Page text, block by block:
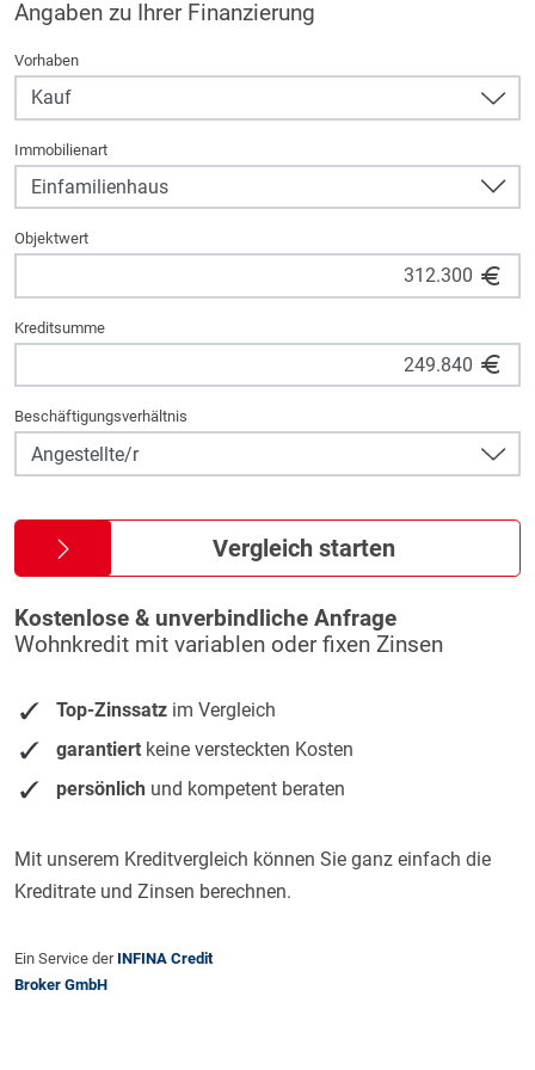
Angaben zu Ihrer Finanzierung
Vorhaben
Immobilienart
Objektwert
Kreditsumme
Beschäftigungsverhältnis
Vergleich starten
Kostenlose & unverbindliche Anfrage
Wohnkredit mit variablen oder fixen Zinsen
Top-Zinssatz im Vergleich
garantiert keine versteckten Kosten
persönlich und kompetent beraten
Mit unserem Kreditvergleich können Sie ganz einfach die
Kreditrate und Zinsen berechnen.
Ein Service der INFINA Credit
Broker GmbH